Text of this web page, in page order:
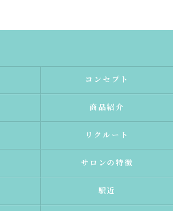
コンセプト
商品紹介
リクルート
サロンの特徴
駅近